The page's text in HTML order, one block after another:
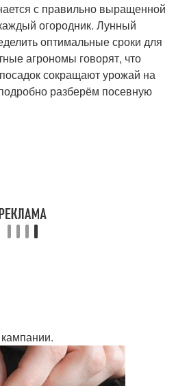
с правильно выращенной
огородник. Лунный
оптимальные сроки для
агрономы говорят, что
сокращают урожай на
разберём посевную